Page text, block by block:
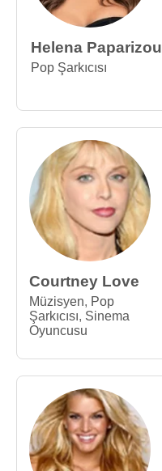
Helena Paparizou
Pop Şarkıcısı
Courtney Love
Müzisyen, Pop
Şarkıcısı, Sinema
Oyuncusu